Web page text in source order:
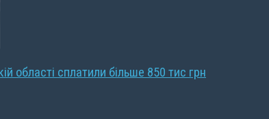
області сплатили більше 850 тис грн